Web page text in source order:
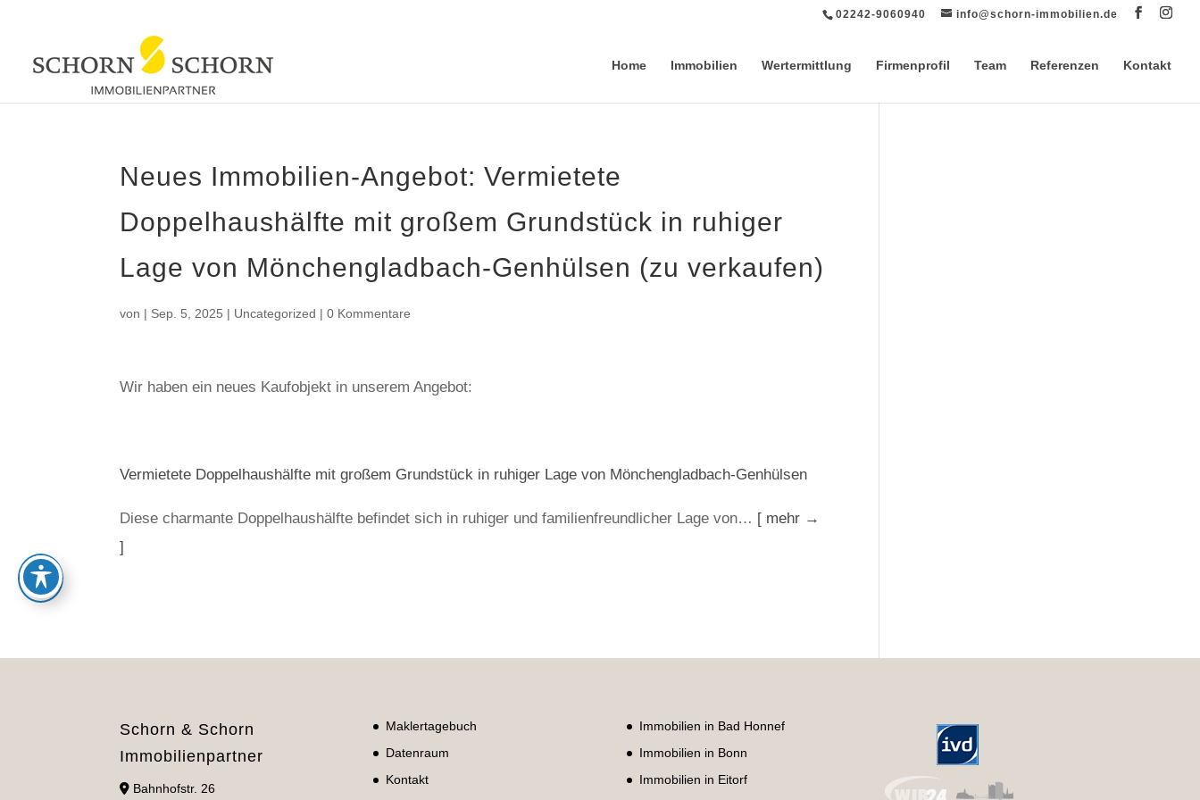
02242-9060940 info@schorn-immobilien.de
Home Immobilien Wertermittlung Firmenprofil Team Referenzen Kontakt
Neues Immobilien-Angebot: Vermietete
Doppelhaushälfte mit großem Grundstück in ruhiger
Lage von Mönchengladbach-Genhülsen (zu verkaufen)
von | Sep. 5, 2025 | Uncategorized |0 Kommentare
Wir haben ein neues Kaufobjekt in unserem Angebot:
Vermietete Doppelhaushälfte mit großem Grundstück in ruhiger Lage von Mönchengladbach-Genhülsen
Diese charmante Doppelhaushälfte befindet sich in ruhiger und familienfreundlicher Lage von… [ mehr →
]
Schorn & Schorn
Immobilienpartner
Bahnhofstr. 26
Maklertagebuch
Datenraum
Kontakt
Immobilien in Bad Honnef
Immobilien in Bonn
Immobilien in Eitorf